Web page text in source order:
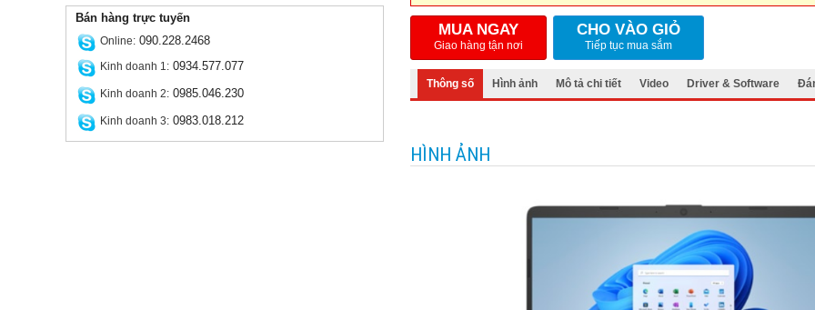
Bán hàng trực tuyến
Online: 090.228.2468
Kinh doanh 1: 0934.577.077
Kinh doanh 2: 0985.046.230
Kinh doanh 3: 0983.018.212
MUA NGAY
Giao hàng tận nơi
CHO VÀO GIỎ
Tiếp tục mua sắm
Thông số Hình ảnh Mô tả chi tiết Video Driver & Software
HÌNH ẢNH